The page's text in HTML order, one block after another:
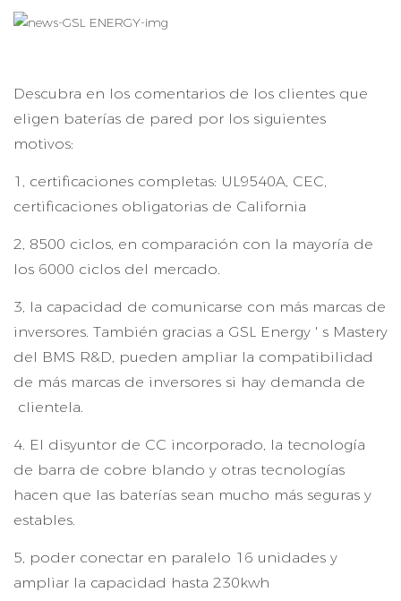
Descubra en los comentarios de los clientes que
eligen baterías de pared por los siguientes
motivos:
1, certificaciones completas: UL9540A, CEC,
certificaciones obligatorias de California
2, 8500 ciclos, en comparación con la mayoría de
los 6000 ciclos del mercado.
3, la capacidad de comunicarse con más marcas de
inversores. También gracias a GSL Energy ' s Mastery
del BMS R&D, pueden ampliar la compatibilidad
de más marcas de inversores si hay demanda de
clientela.
4. El disyuntor de CC incorporado, la tecnología
de barra de cobre blando y otras tecnologías
hacen que las baterías sean mucho más seguras y
estables.
5, poder conectar en paralelo 16 unidades y
ampliar la capacidad hasta 230kwh